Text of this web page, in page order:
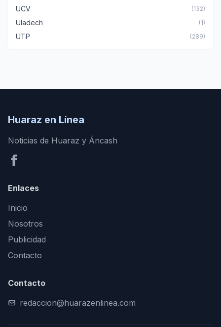
UCV (132)
Uladech (1)
UTP (289)
Huaraz en Línea
Noticias de Huaraz y Áncash
Enlaces
Inicio
Nosotros
Publicidad
Contacto
Contacto
redaccion@huarazenlinea.com